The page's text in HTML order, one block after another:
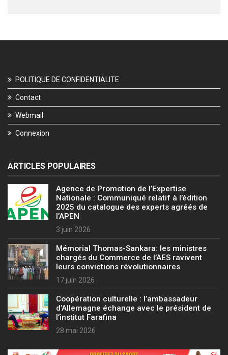
POLITIQUE DE CONFIDENTIALITE
Contact
Webmail
Connexion
ARTICLES POPULAIRES
Agence de Promotion de l’Expertise
Nationale : Communiqué relatif à l’édition
2025 du catalogue des experts agréés de
l’APEN
3 juin 2026
Mémorial Thomas-Sankara: les ministres
chargés du Commerce de l’AES ravivent
leurs convictions révolutionnaires
17 juin 2026
Coopération culturelle : l’ambassadeur
d’Allemagne échange avec le président de
l’institut Farafina
28 mai 2026